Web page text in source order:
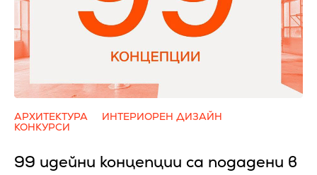
АРХИТЕКТУРА
ИНТЕРИОРЕН ДИЗАЙН
КОНКУРСИ
99 идейни концепции са подадени в